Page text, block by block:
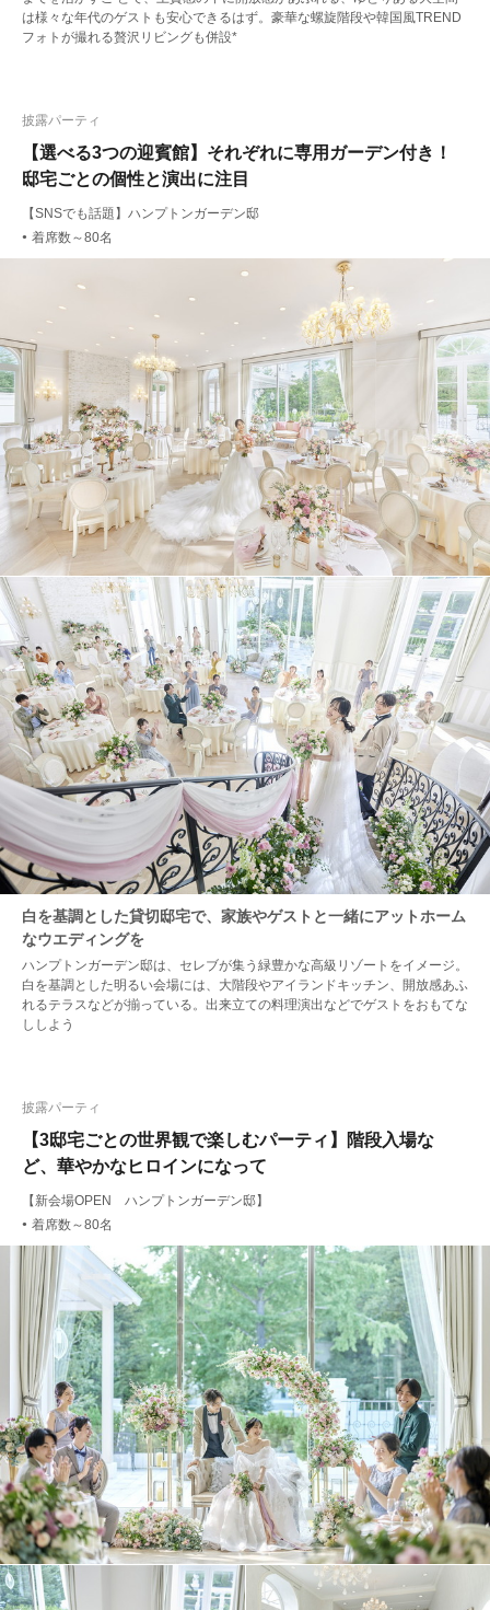
は様々な年代のゲストも安心できるはず。豪華な螺旋階段や韓国風TREND
フォトが撮れる贅沢リビングも併設*
【選べる3つの迎賓館】それぞれに専用ガーデン付き！
邸宅ごとの個性と演出に注目
披露パーティ
【SNSでも話題】ハンプトンガーデン邸
● 着席数～80名
白を基調とした貸切邸宅で、家族やゲストと一緒にアットホーム
なウエディングを
ハンプトンガーデン邸は、セレブが集う緑豊かな高級リゾートをイメージ。
白を基調とした明るい会場には、大階段やアイランドキッチン、開放感あふ
れるテラスなどが揃っている。出来立ての料理演出などでゲストをおもてな
ししよう
【3邸宅ごとの世界観で楽しむパーティ】階段入場な
ど、華やかなヒロインになって
披露パーティ
【新会場OPEN ハンプトンガーデン邸】
● 着席数～80名